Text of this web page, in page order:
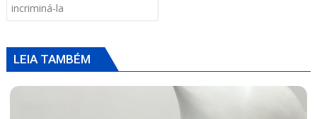
incriminá-la
LEIA TAMBÉM